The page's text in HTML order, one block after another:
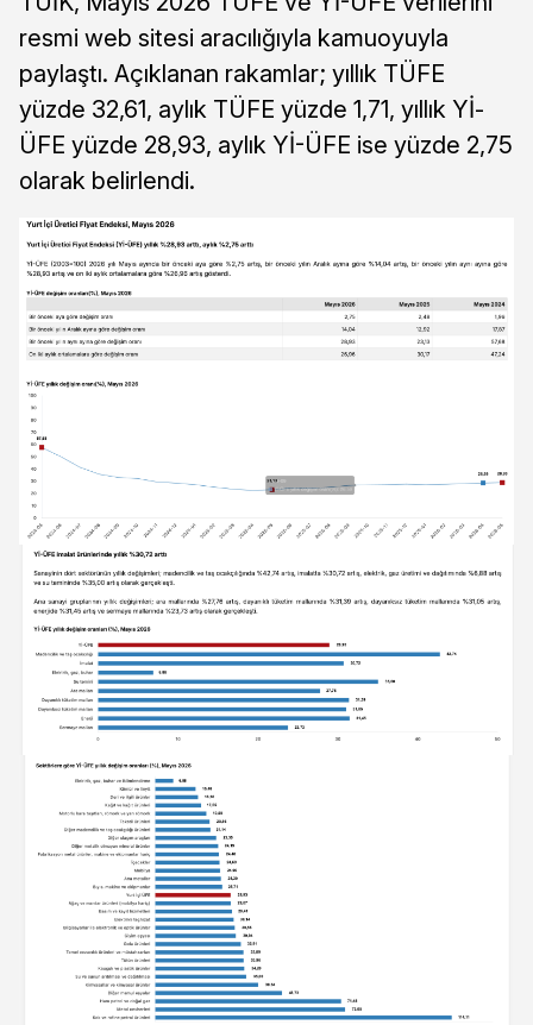
resmi web sitesi aracılığıyla kamuoyuyla
paylaştı. Açıklanan rakamlar; yıllık TÜFE
yüzde 32,61, aylık TÜFE yüzde 1,71, yıllık Yİ-
ÜFE yüzde 28,93, aylık Yİ-ÜFE ise yüzde 2,75
olarak belirlendi.